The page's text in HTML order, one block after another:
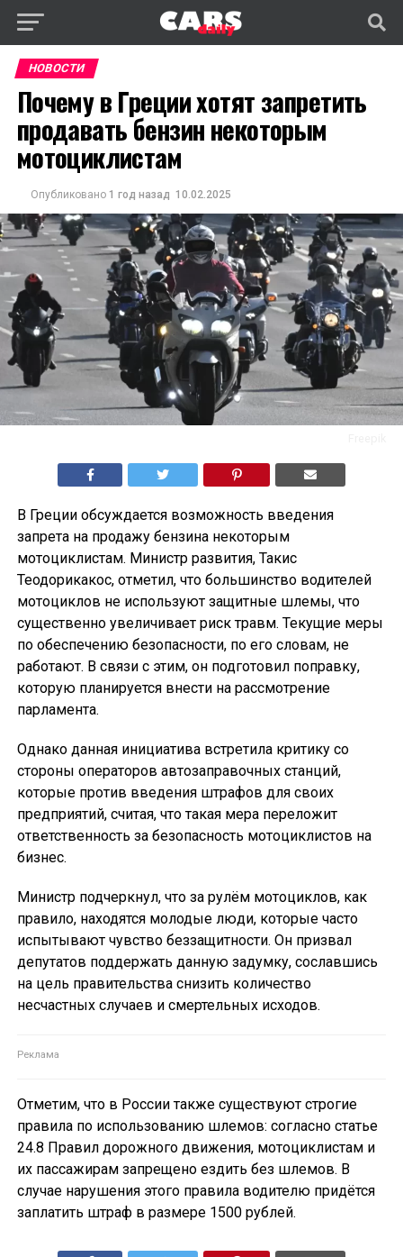
НОВОСТИ
Почему в Греции хотят запретить
продавать бензин некоторым
мотоциклистам
Опубликовано 1 год назад 10.02.2025
В Греции обсуждается возможность введения
запрета на продажу бензина некоторым
мотоциклистам. Министр развития, Такис
Теодорикакос, отметил, что большинство водителей
мотоциклов не используют защитные шлемы, что
существенно увеличивает риск травм. Текущие меры
по обеспечению безопасности, по его словам, не
работают. В связи с этим, он подготовил поправку,
которую планируется внести на рассмотрение
парламента.
Однако данная инициатива встретила критику со
стороны операторов автозаправочных станций,
которые против введения штрафов для своих
предприятий, считая, что такая мера переложит
ответственность за безопасность мотоциклистов на
бизнес.
Министр подчеркнул, что за рулём мотоциклов, как
правило, находятся молодые люди, которые часто
испытывают чувство беззащитности. Он призвал
депутатов поддержать данную задумку, сославшись
на цель правительства снизить количество
несчастных случаев и смертельных исходов.
Отметим, что в России также существуют строгие
правила по использованию шлемов: согласно статье
24.8 Правил дорожного движения, мотоциклистам и
их пассажирам запрещено ездить без шлемов. В
случае нарушения этого правила водителю придётся
заплатить штраф в размере 1500 рублей.